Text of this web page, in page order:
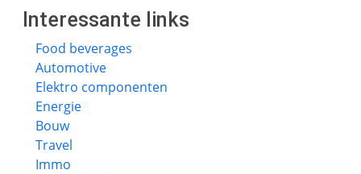
Interessante links
Food beverages
Automotive
Elektro componenten
Energie
Bouw
Travel
Immo